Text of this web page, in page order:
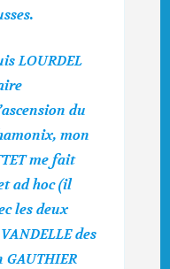
LOURDEL
du
mon
me fait
ad hoc (il
les deux
des
GAUTHIER